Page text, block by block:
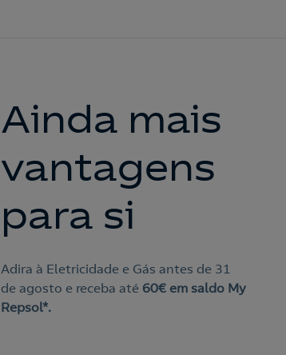
Ainda mais
vantagens
para si
Adira à Eletricidade e Gás antes de 31
de agosto e receba até 60€ em saldo My
Repsol*.